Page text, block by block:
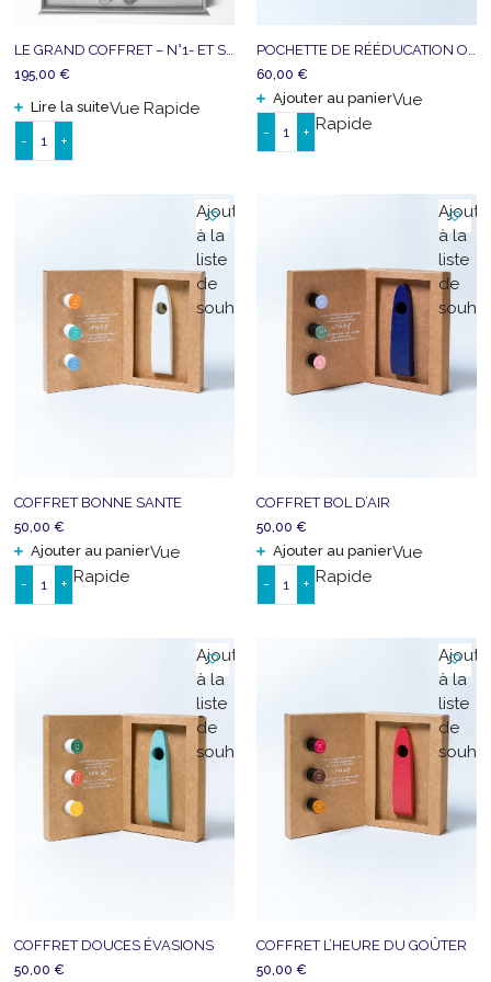
LE GRAND COFFRET – N°1- ET SI ON SENTAIT?
195,00 €
Lire la suiteVue Rapide
-
quantité
SENTAIT?
+
POCHETTE DE RÉÉDUCATION OLFACTIVE
60,00 €
Ajouter au panierVue
Rapide
-
quantité
+
Ajouter
à la
liste
de
souhaits
COFFRET BONNE SANTE
50,00 €
Ajouter au panierVue
Rapide
-
quantité
+
à la
liste
de
COFFRET BOL D’AIR
50,00 €
Ajouter au panierVue
Rapide
-
quantité
+
Ajouter
à la
liste
de
souhaits
COFFRET DOUCES ÉVASIONS
50,00 €
à la
liste
de
COFFRET L’HEURE DU GOÛTER
50,00 €